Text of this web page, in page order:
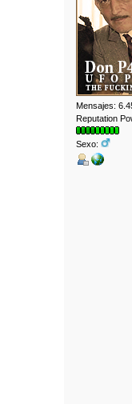
Mensajes:
Reputation
Sexo: